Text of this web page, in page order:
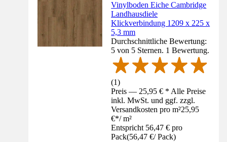
Vinylboden Eiche Cambridge
Landhausdiele
Klickverbindung 1209 x 225 x
5,3 mm
Durchschnittliche Bewertung:
5 von 5 Sternen. 1 Bewertung.
(1)
Preis — 25,95 € * Alle Preise
inkl. MwSt. und ggf. zzgl.
Versandkosten pro m²25,95
€*/ m²
Entspricht 56,47 € pro
Pack(56,47 €/ Pack)